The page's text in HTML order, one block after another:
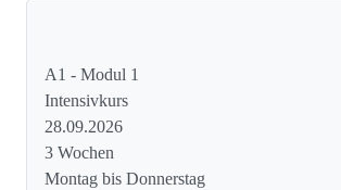
A1 - Modul 1
Intensivkurs
28.09.2026
3 Wochen
Montag bis Donnerstag